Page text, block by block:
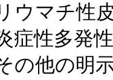
ウマチ性
症性多発
の他の明